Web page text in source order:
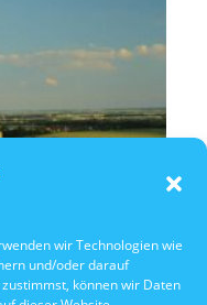
wir Technologien wie
und/oder darauf
können wir Daten